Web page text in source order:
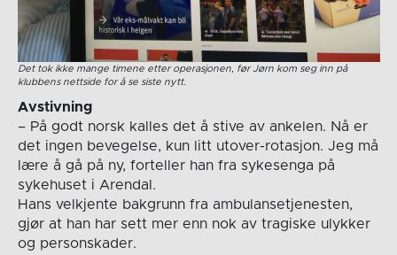
Det tok ikke mange timene etter operasjonen, før Jørn kom seg inn på
klubbens nettside for å se siste nytt.
Avstivning
– På godt norsk kalles det å stive av ankelen. Nå er
det ingen bevegelse, kun litt utover-rotasjon. Jeg må
lære å gå på ny, forteller han fra sykesenga på
sykehuset i Arendal.
Hans velkjente bakgrunn fra ambulansetjenesten,
gjør at han har sett mer enn nok av tragiske ulykker
og personskader.